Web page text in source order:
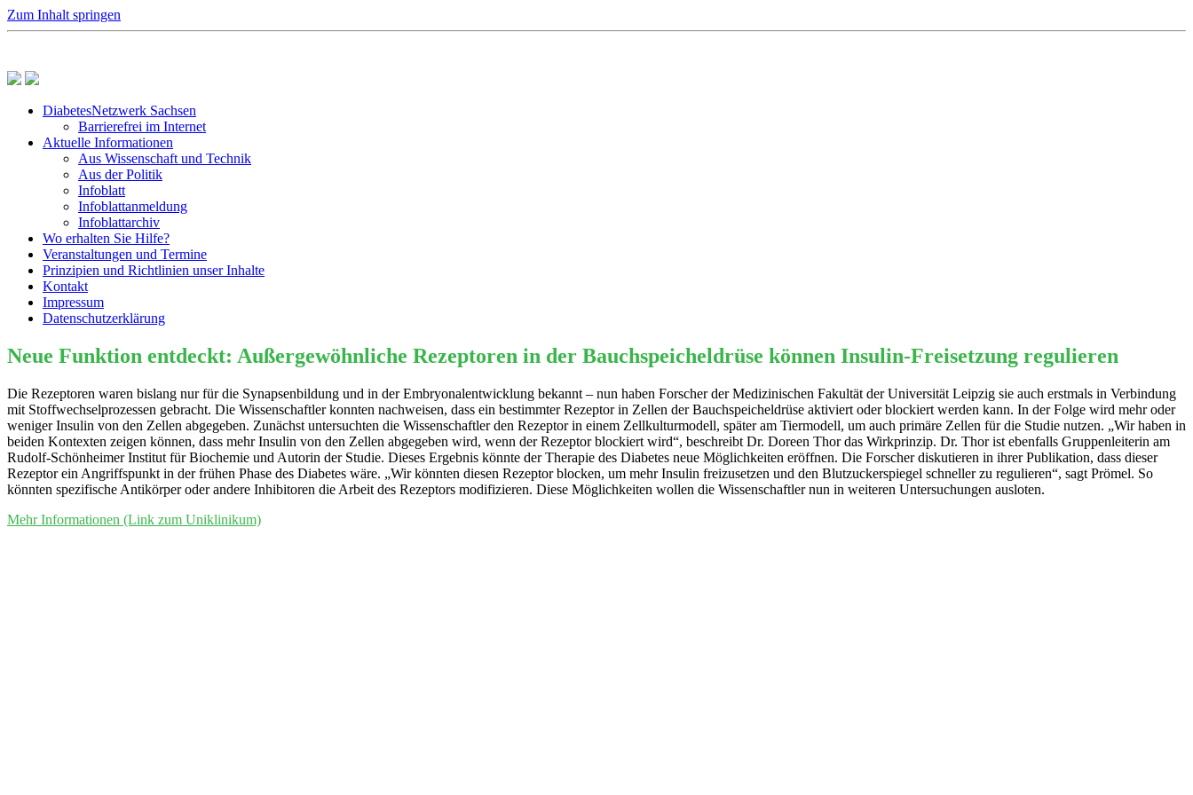
Zum Inhalt springen
DiabetesNetzwerk Sachsen
Barrierefrei im Internet
Aktuelle Informationen
Aus Wissenschaft und Technik
Aus der Politik
Infoblatt
Infoblattanmeldung
Infoblattarchiv
Wo erhalten Sie Hilfe?
Veranstaltungen und Termine
Prinzipien und Richtlinien unser Inhalte
Kontakt
Impressum
Datenschutzerklärung
Neue Funktion entdeckt: Außergewöhnliche Rezeptoren in der Bauchspeicheldrüse können Insulin-Freisetzung regulieren
Die Rezeptoren waren bislang nur für die Synapsenbildung und in der Embryonalentwicklung bekannt – nun haben Forscher der Medizinischen Fakultät der Universität Leipzig sie auch erstmals in Verbindung
mit Stoffwechselprozessen gebracht. Die Wissenschaftler konnten nachweisen, dass ein bestimmter Rezeptor in Zellen der Bauchspeicheldrüse aktiviert oder blockiert werden kann. In der Folge wird mehr oder
weniger Insulin von den Zellen abgegeben. Zunächst untersuchten die Wissenschaftler den Rezeptor in einem Zellkulturmodell, später am Tiermodell, um auch primäre Zellen für die Studie nutzen. „Wir haben in
beiden Kontexten zeigen können, dass mehr Insulin von den Zellen abgegeben wird, wenn der Rezeptor blockiert wird“, beschreibt Dr. Doreen Thor das Wirkprinzip. Dr. Thor ist ebenfalls Gruppenleiterin am
Rudolf-Schönheimer Institut für Biochemie und Autorin der Studie. Dieses Ergebnis könnte der Therapie des Diabetes neue Möglichkeiten eröffnen. Die Forscher diskutieren in ihrer Publikation, dass dieser
Rezeptor ein Angriffspunkt in der frühen Phase des Diabetes wäre. „Wir könnten diesen Rezeptor blocken, um mehr Insulin freizusetzen und den Blutzuckerspiegel schneller zu regulieren“, sagt Prömel. So
könnten spezifische Antikörper oder andere Inhibitoren die Arbeit des Rezeptors modifizieren. Diese Möglichkeiten wollen die Wissenschaftler nun in weiteren Untersuchungen ausloten.
Mehr Informationen (Link zum Uniklinikum)